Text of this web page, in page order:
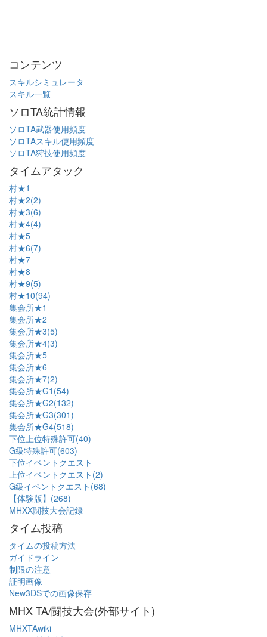
コンテンツ
スキルシミュレータ
スキル一覧
ソロTA統計情報
ソロTA武器使用頻度
ソロTAスキル使用頻度
ソロTA狩技使用頻度
タイムアタック
村★1
村★2(2)
村★3(6)
村★4(4)
村★5
村★6(7)
村★7
村★8
村★9(5)
村★10(94)
集会所★1
集会所★2
集会所★3(5)
集会所★4(3)
集会所★5
集会所★6
集会所★7(2)
集会所★G1(54)
集会所★G2(132)
集会所★G3(301)
集会所★G4(518)
下位上位特殊許可(40)
G級特殊許可(603)
下位イベントクエスト
上位イベントクエスト(2)
G級イベントクエスト(68)
【体験版】(268)
MHXX闘技大会記録
タイム投稿
タイムの投稿方法
ガイドライン
制限の注意
証明画像
New3DSでの画像保存
MHX TA/闘技大会(外部サイト)
MHXTAwiki